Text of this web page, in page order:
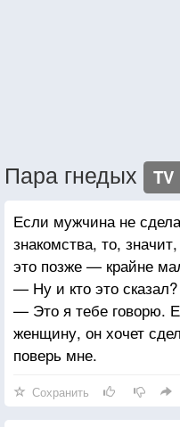
Пара гнедых TV
Если мужчина не
знакомства, то,
это позже — крайне
— Ну и кто это сказал?
— Это я тебе говорю.
женщину, он хочет
поверь мне.
Сохранить